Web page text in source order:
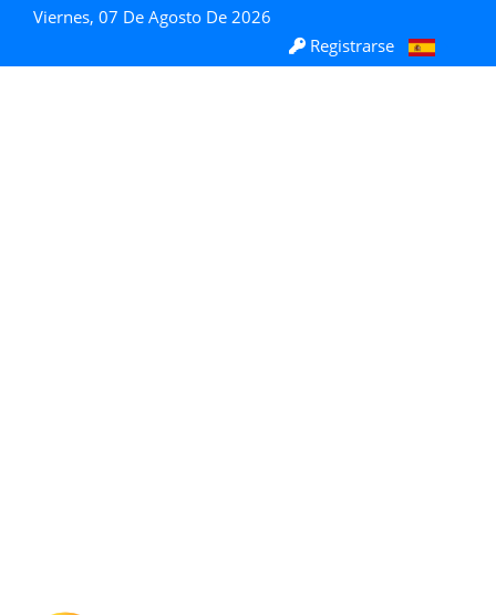
Viernes, 07 De Agosto De 2026
Registrarse